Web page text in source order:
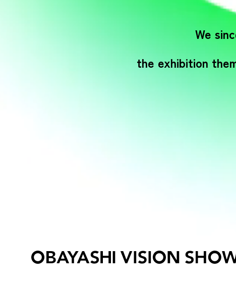
We
the exhibition